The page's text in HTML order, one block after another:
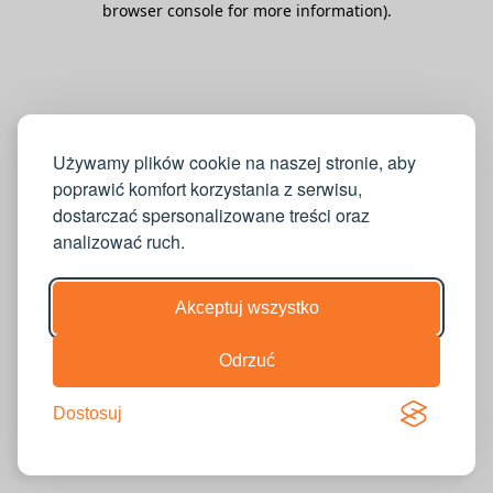
Używamy plików cookie na naszej stronie, aby
poprawić komfort korzystania z serwisu,
dostarczać spersonalizowane treści oraz
analizować ruch.
Akceptuj wszystko
Odrzuć
Dostosuj
browser console for more information).